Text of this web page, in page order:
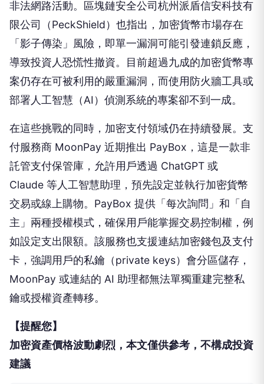
非法網路活動。區塊鏈安全公司杭州派盾信安科技有
限公司（PeckShield）也指出，加密貨幣市場存在
「影子傳染」風險，即單一漏洞可能引發連鎖反應，
導致投資人恐慌性撤資。目前超過九成的加密貨幣專
案仍存在可被利用的嚴重漏洞，而使用防火牆工具或
部署人工智慧（AI）偵測系統的專案卻不到一成。
在這些挑戰的同時，加密支付領域仍在持續發展。支
付服務商 MoonPay 近期推出 PayBox，這是一款非
託管支付保管庫，允許用戶透過 ChatGPT 或
Claude 等人工智慧助理，預先設定並執行加密貨幣
交易或線上購物。PayBox 提供「每次詢問」和「自
主」兩種授權模式，確保用戶能掌握交易控制權，例
如設定支出限額。該服務也支援連結加密錢包及支付
卡，強調用戶的私鑰（private keys）會分區儲存，
MoonPay 或連結的 AI 助理都無法單獨重建完整私
鑰或授權資產轉移。
【提醒您】
加密資產價格波動劇烈，本文僅供參考，不構成投資
建議